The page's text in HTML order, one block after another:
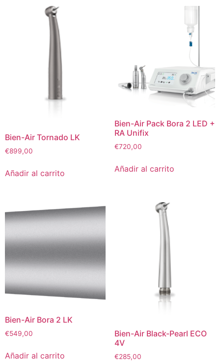
Bien-Air Tornado LK
€899,00
Añadir al carrito
Bien-Air Pack Bora 2 LED +
RA Unifix
€720,00
Añadir al carrito
Bien-Air Bora 2 LK
€549,00
Añadir al carrito
Bien-Air Black-Pearl ECO
4V
€285,00